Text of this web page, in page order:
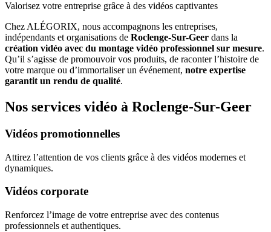
Valorisez votre entreprise grâce à des vidéos captivantes
Chez ALÉGORIX, nous accompagnons les entreprises,
indépendants et organisations de Roclenge-Sur-Geer dans la
création vidéo avec du montage vidéo professionnel sur mesure.
Qu’il s’agisse de promouvoir vos produits, de raconter l’histoire de
votre marque ou d’immortaliser un événement, notre expertise
garantit un rendu de qualité.
Nos services vidéo à Roclenge-Sur-Geer
Vidéos promotionnelles
Attirez l’attention de vos clients grâce à des vidéos modernes et
dynamiques.
Vidéos corporate
Renforcez l’image de votre entreprise avec des contenus
professionnels et authentiques.